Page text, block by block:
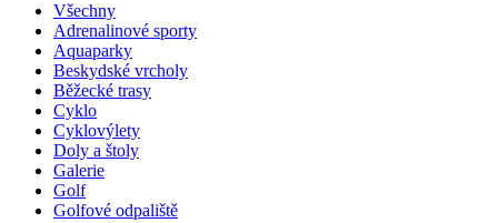
Všechny
Adrenalinové sporty
Aquaparky
Beskydské vrcholy
Běžecké trasy
Cyklo
Cyklovýlety
Doly a štoly
Galerie
Golf
Golfové odpaliště